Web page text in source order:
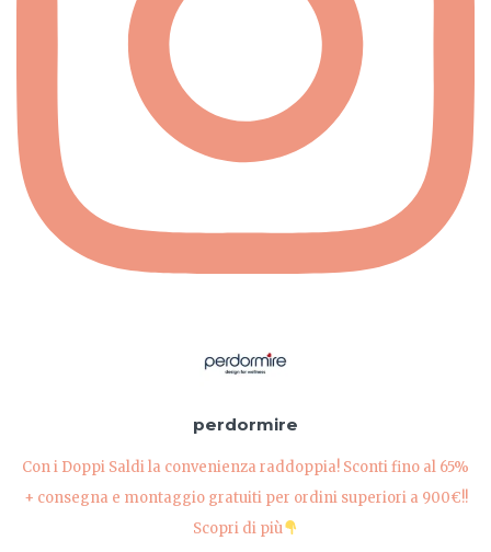
perdormire
Con i Doppi Saldi la convenienza raddoppia! Sconti fino al 65%
+ consegna e montaggio gratuiti per ordini superiori a 900€!!
Scopri di più